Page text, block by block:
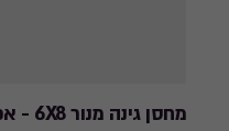
מחסן גינה מנור 6X8 - אפור